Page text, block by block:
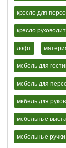
кресло для
кресло
лофт
мебель для
мебель для
мебель для
мебельные
мебельные ручки